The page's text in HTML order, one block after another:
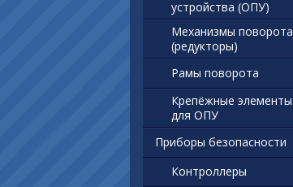
устройства (ОПУ)
Механизмы поворота
(редукторы)
Рамы поворота
Крепёжные элементы
для ОПУ
Приборы безопасности
Контроллеры